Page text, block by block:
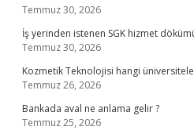
Temmuz 30, 2026
İş yerinden istenen SGK hizmet dökümü
Temmuz 30, 2026
Kozmetik Teknolojisi hangi
Temmuz 26, 2026
Bankada aval ne anlama gelir ?
Temmuz 25, 2026